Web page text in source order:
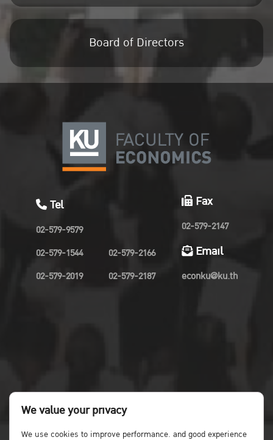
Board of Directors
Tel
02-579-9579
02-579-1544
02-579-2019
02-579-2166
02-579-2187
Fax
02-579-2147
Email
econku@ku.th
We value your privacy
We use cookies to improve performance. and good experience